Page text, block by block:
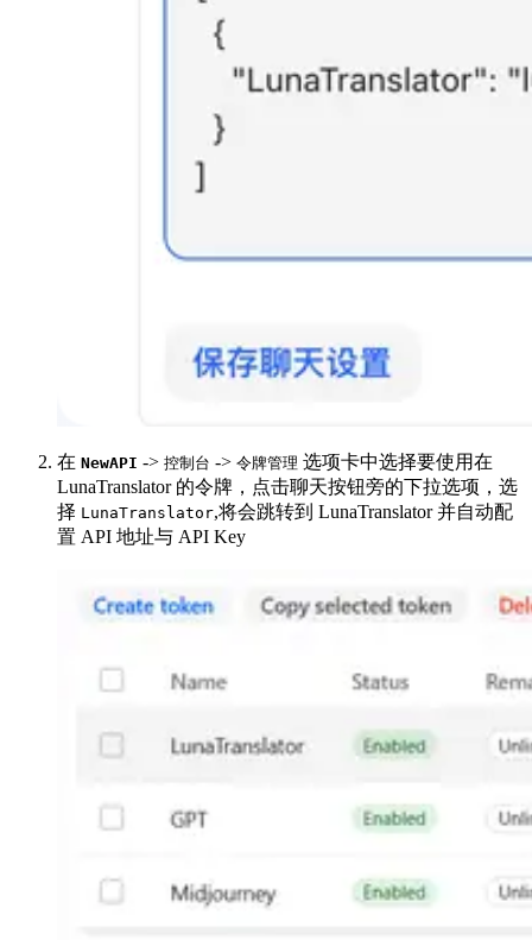
在 NewAPI -> 控制台 -> 令牌管理 选项卡中选择要使用在
LunaTranslator 的令牌，点击聊天按钮旁的下拉选项，选
择 LunaTranslator,将会跳转到 LunaTranslator 并自动配
置 API 地址与 API Key